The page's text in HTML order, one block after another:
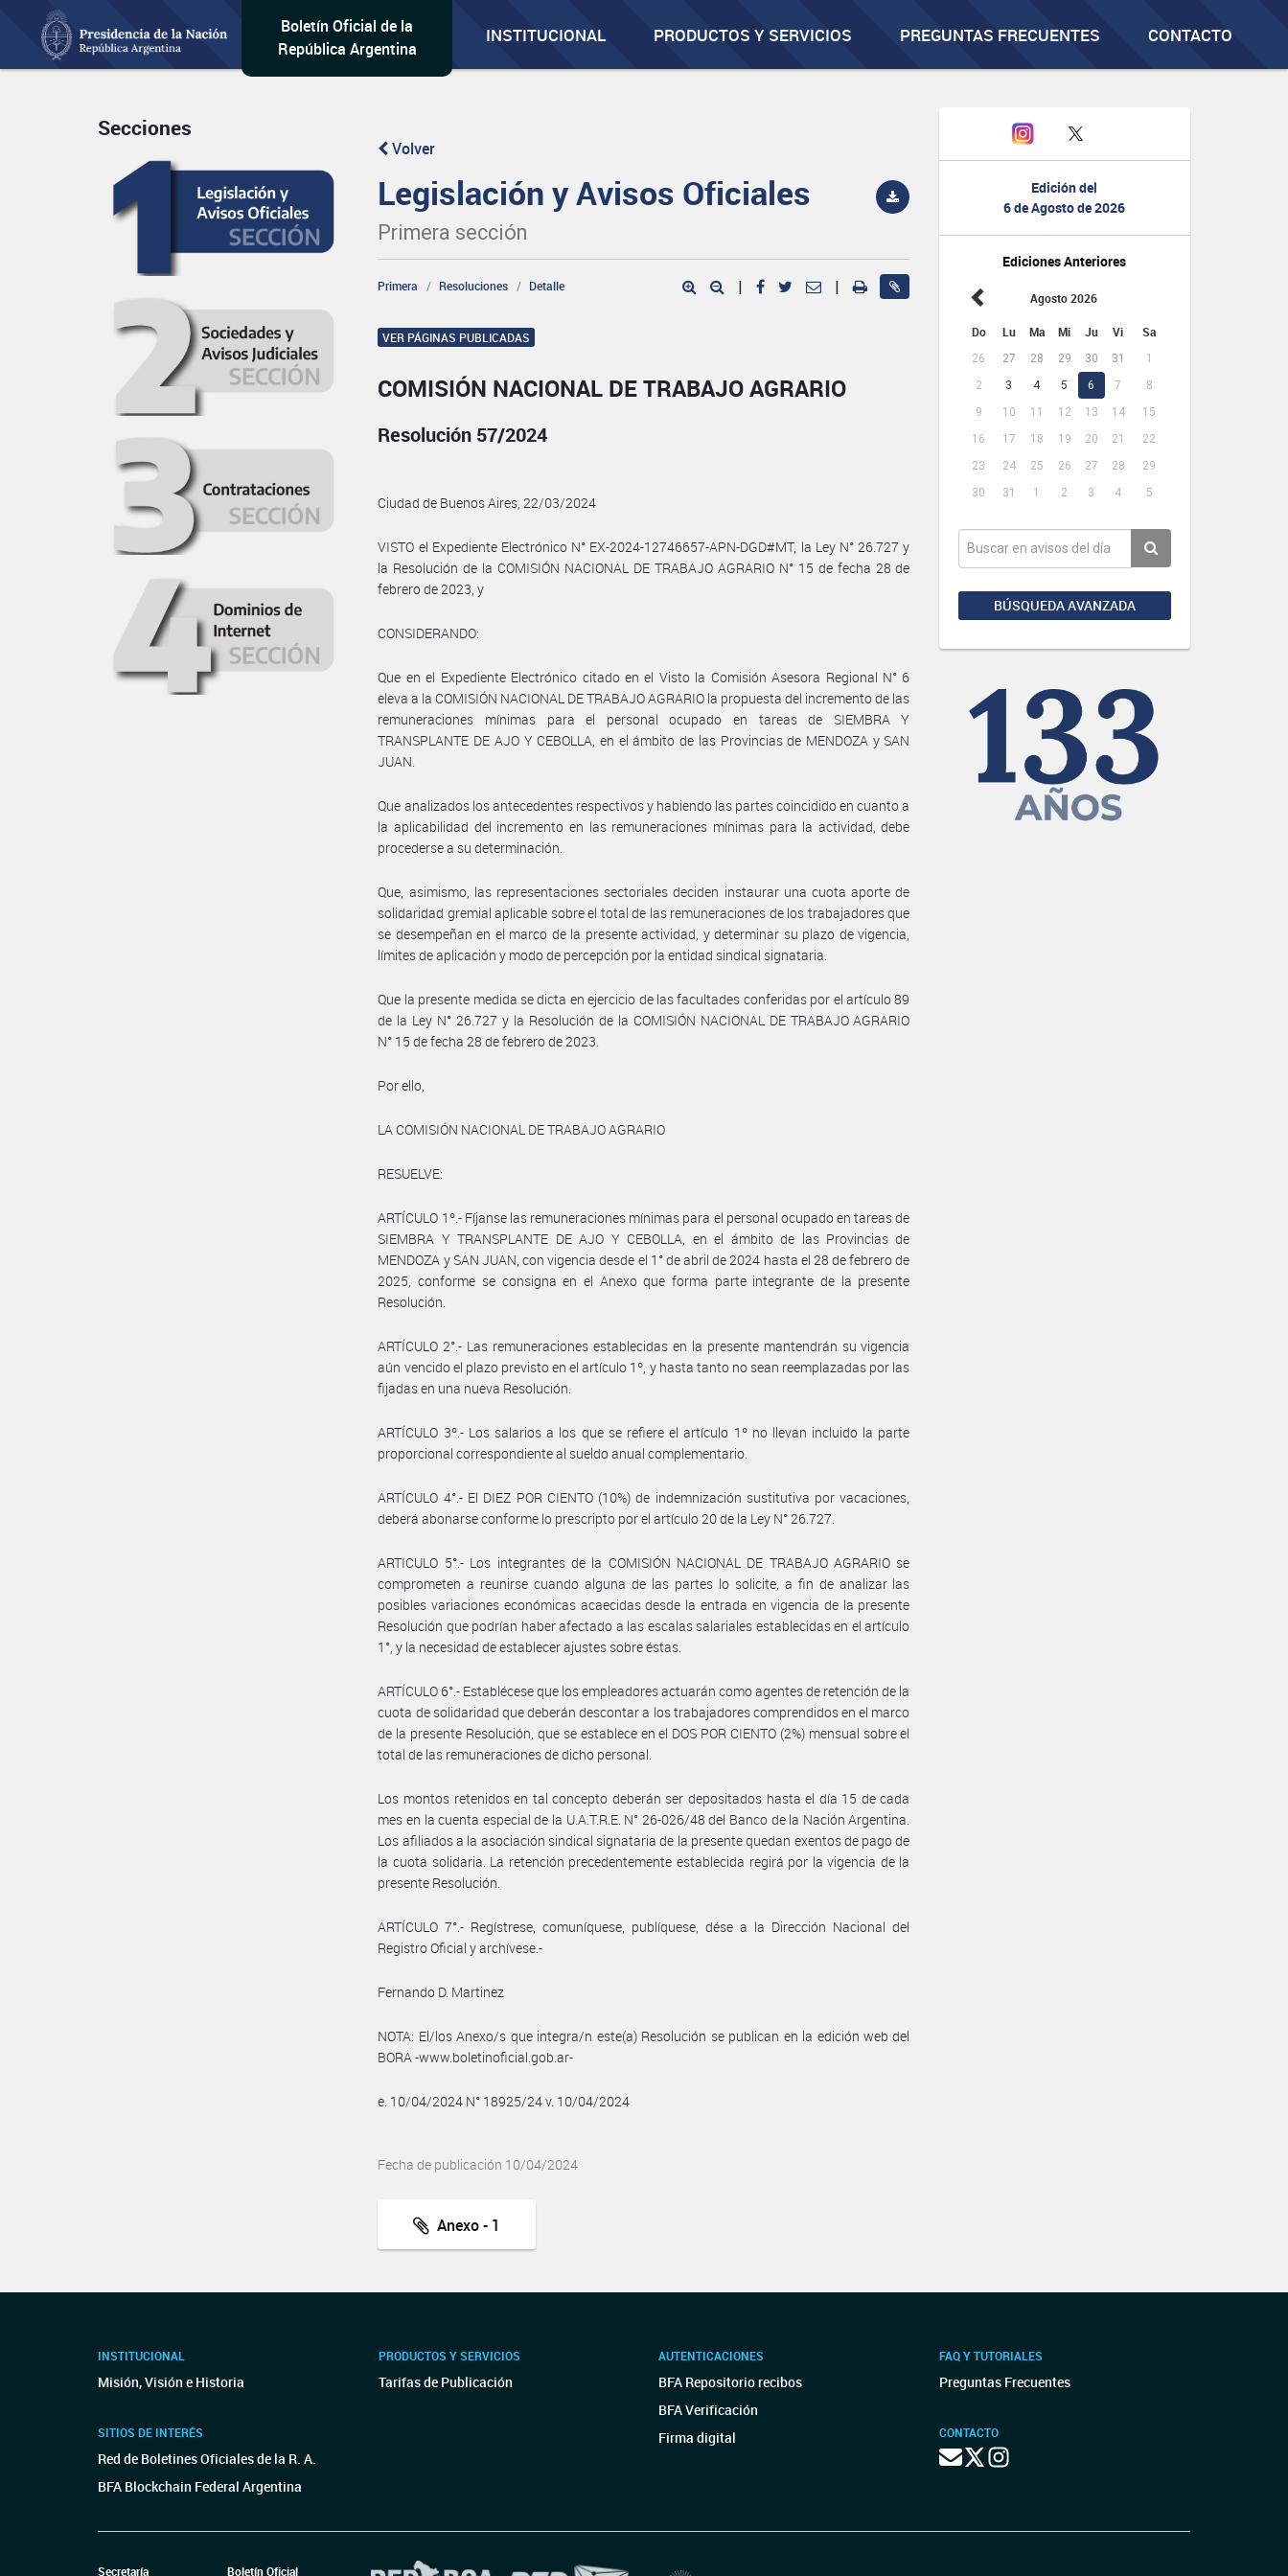
Boletín Oficial de la
República Argentina
INSTITUCIONAL PRODUCTOS Y SERVICIOS PREGUNTAS FRECUENTES CONTACTO
Edición del
6 de Agosto de 2026
Ediciones Anteriores
Agosto 2026
Do Lu Ma Mi Ju Vi Sa
26 27 28 29 30 31
1
2
3 4 5 6 7
8
9
10 11 12 13 14
15
16
17 18 19 20 21
22
23
24 25 26 27 28
29
30
31 1 2 3 4 5
BÚSQUEDA AVANZADA
Secciones
Volver
Legislación y Avisos Oficiales
Primera sección
Primera Resoluciones Detalle | |
VER PÁGINAS PUBLICADAS
COMISIÓN NACIONAL DE TRABAJO AGRARIO
Resolución 57/2024
Ciudad de Buenos Aires, 22/03/2024
VISTO el Expediente Electrónico N° EX-2024-12746657-APN-DGD#MT, la Ley N° 26.727 y
la Resolución de la COMISIÓN NACIONAL DE TRABAJO AGRARIO N° 15 de fecha 28 de
febrero de 2023, y
CONSIDERANDO:
Que en el Expediente Electrónico citado en el Visto la Comisión Asesora Regional N° 6
eleva a la COMISIÓN NACIONAL DE TRABAJO AGRARIO la propuesta del incremento de las
remuneraciones mínimas para el personal ocupado en tareas de SIEMBRA Y
TRANSPLANTE DE AJO Y CEBOLLA, en el ámbito de las Provincias de MENDOZA y SAN
JUAN.
Que analizados los antecedentes respectivos y habiendo las partes coincidido en cuanto a
la aplicabilidad del incremento en las remuneraciones mínimas para la actividad, debe
procederse a su determinación.
Que, asimismo, las representaciones sectoriales deciden instaurar una cuota aporte de
solidaridad gremial aplicable sobre el total de las remuneraciones de los trabajadores que
se desempeñan en el marco de la presente actividad, y determinar su plazo de vigencia,
límites de aplicación y modo de percepción por la entidad sindical signataria.
Que la presente medida se dicta en ejercicio de las facultades conferidas por el artículo 89
de la Ley N° 26.727 y la Resolución de la COMISIÓN NACIONAL DE TRABAJO AGRARIO
N° 15 de fecha 28 de febrero de 2023.
Por ello,
LA COMISIÓN NACIONAL DE TRABAJO AGRARIO
RESUELVE:
ARTÍCULO 1º.- Fíjanse las remuneraciones mínimas para el personal ocupado en tareas de
SIEMBRA Y TRANSPLANTE DE AJO Y CEBOLLA, en el ámbito de las Provincias de
MENDOZA y SAN JUAN, con vigencia desde el 1° de abril de 2024 hasta el 28 de febrero de
2025, conforme se consigna en el Anexo que forma parte integrante de la presente
Resolución.
ARTÍCULO 2°.- Las remuneraciones establecidas en la presente mantendrán su vigencia
aún vencido el plazo previsto en el artículo 1º, y hasta tanto no sean reemplazadas por las
fijadas en una nueva Resolución.
ARTÍCULO 3º.- Los salarios a los que se refiere el artículo 1º no llevan incluido la parte
proporcional correspondiente al sueldo anual complementario.
ARTÍCULO 4°.- El DIEZ POR CIENTO (10%) de indemnización sustitutiva por vacaciones,
deberá abonarse conforme lo prescripto por el artículo 20 de la Ley N° 26.727.
ARTICULO 5°.- Los integrantes de la COMISIÓN NACIONAL DE TRABAJO AGRARIO se
comprometen a reunirse cuando alguna de las partes lo solicite, a fin de analizar las
posibles variaciones económicas acaecidas desde la entrada en vigencia de la presente
Resolución que podrían haber afectado a las escalas salariales establecidas en el artículo
1°, y la necesidad de establecer ajustes sobre éstas.
ARTÍCULO 6°.- Establécese que los empleadores actuarán como agentes de retención de la
cuota de solidaridad que deberán descontar a los trabajadores comprendidos en el marco
de la presente Resolución, que se establece en el DOS POR CIENTO (2%) mensual sobre el
total de las remuneraciones de dicho personal.
Los montos retenidos en tal concepto deberán ser depositados hasta el día 15 de cada
mes en la cuenta especial de la U.A.T.R.E. N° 26-026/48 del Banco de la Nación Argentina.
Los afiliados a la asociación sindical signataria de la presente quedan exentos de pago de
la cuota solidaria. La retención precedentemente establecida regirá por la vigencia de la
presente Resolución.
ARTÍCULO 7°.- Regístrese, comuníquese, publíquese, dése a la Dirección Nacional del
Registro Oficial y archívese.-
Fernando D. Martinez
NOTA: El/los Anexo/s que integra/n este(a) Resolución se publican en la edición web del
BORA -www.boletinoficial.gob.ar-
e. 10/04/2024 N° 18925/24 v. 10/04/2024
Fecha de publicación 10/04/2024
Anexo - 1
INSTITUCIONAL
Misión, Visión e Historia
SITIOS DE INTERÉS
Red de Boletines Oficiales de la R. A.
BFA Blockchain Federal Argentina
PRODUCTOS Y SERVICIOS
Tarifas de Publicación
AUTENTICACIONES
BFA Repositorio recibos
BFA Verificación
Firma digital
FAQ Y TUTORIALES
Preguntas Frecuentes
CONTACTO
Secretaría Boletín Oficial